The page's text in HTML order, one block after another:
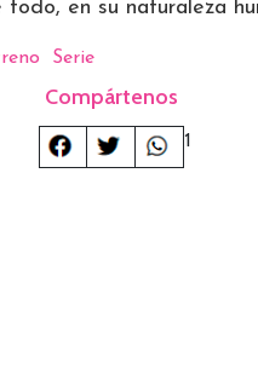
todo, en su naturaleza
Serie
Compártenos
1